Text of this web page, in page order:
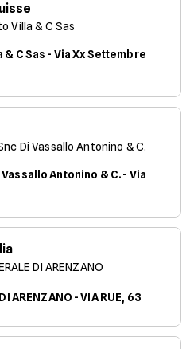
Villa & C Sas
C Sas - Via Xx Settembre
Di Vassallo Antonino & C.
Antonino & C. - Via
DI ARENZANO
ARENZANO - VIA RUE, 63